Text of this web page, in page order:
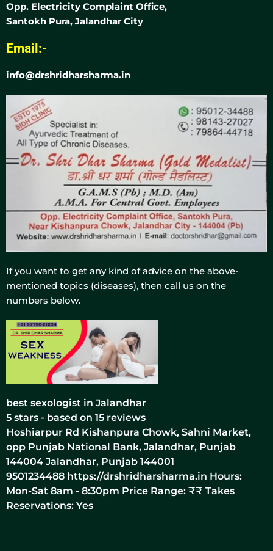
Opp. Electricity Complaint Office,
Santokh Pura, Jalandhar City
Email:-
info@drshridharsharma.in
If you want to get any kind of advice on the above-
mentioned topics (diseases), then call us on the
numbers below.
best sexologist in Jalandhar
5 stars - based on 15 reviews
Hoshiarpur Rd Kishanpura Chowk, Sahni Market,
opp Punjab National Bank, Jalandhar, Punjab
144004 Jalandhar, Punjab 144001
9501234488 https://drshridharsharma.in Hours:
Mon-Sat 8am - 8:30pm Price Range: ₹₹ Takes
Reservations: Yes